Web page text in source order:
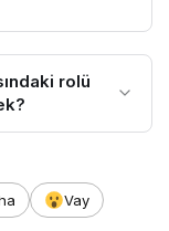
rolü
Vay